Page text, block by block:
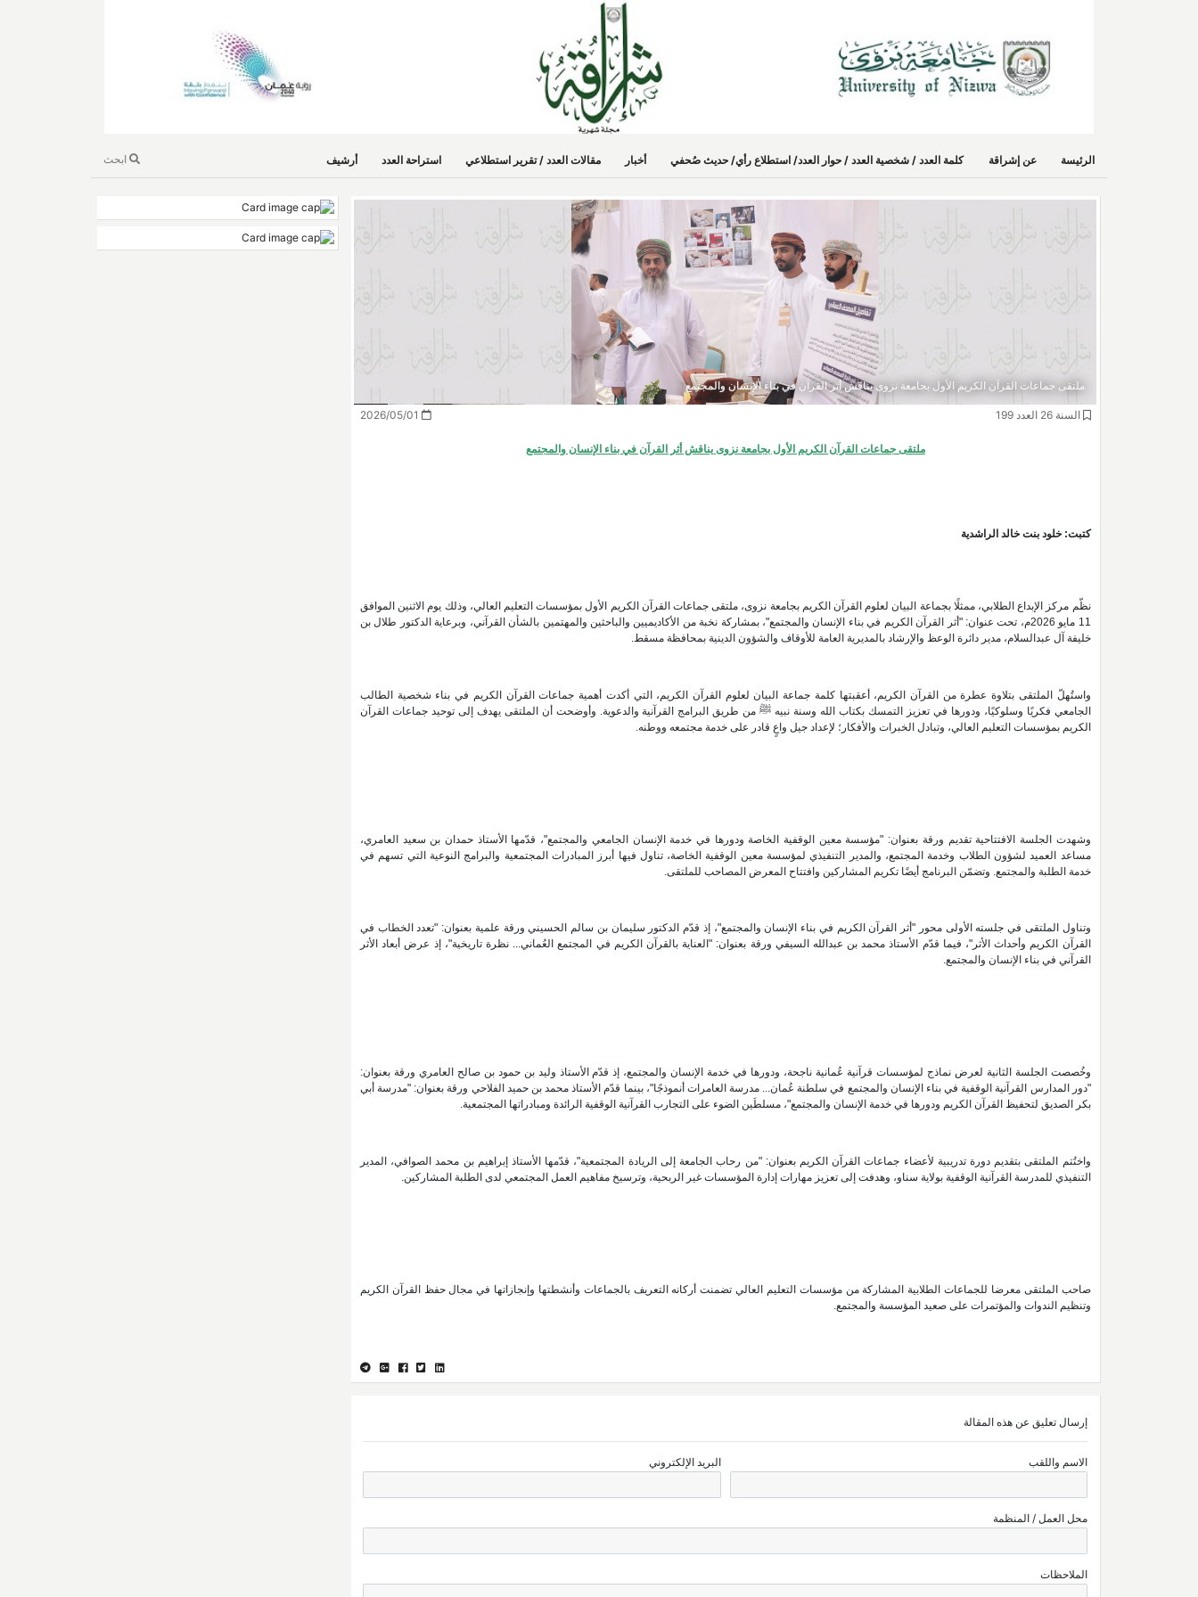
الرئيسة عن إشراقة كلمة العدد / شخصية العدد / حوار العدد/ استطلاع رأي/ حديث صُحفي أخبار مقالات العدد / تقرير استطلاعي استراحة العدد أرشيف ابحث
ملتقى جماعات القرآن الكريم الأول بجامعة نزوى يناقش أثر القرآن في بناء الإنسان والمجتمع
السنة 26 العدد 199
ملتقى جماعات القرآن الكريم الأول بجامعة نزوى يناقش أثر القرآن في بناء الإنسان والمجتمع
كتبت: خلود بنت خالد الراشدية
نظّم مركز الإبداع الطلابي، ممثلًا بجماعة البيان لعلوم القرآن الكريم بجامعة نزوى، ملتقى جماعات القرآن الكريم الأول بمؤسسات التعليم العالي، وذلك يوم الاثنين الموافق
11 مايو 2026م، تحت عنوان: "أثر القرآن الكريم في بناء الإنسان والمجتمع"، بمشاركة نخبة من الأكاديميين والباحثين والمهتمين بالشأن القرآني، وبرعاية الدكتور طلال بن
خليفة آل عبدالسلام، مدير دائرة الوعظ والإرشاد بالمديرية العامة للأوقاف والشؤون الدينية بمحافظة مسقط.
واستُهلّ الملتقى بتلاوة عطرة من القرآن الكريم، أعقبتها كلمة جماعة البيان لعلوم القرآن الكريم، التي أكدت أهمية جماعات القرآن الكريم في بناء شخصية الطالب
الجامعي فكريًا وسلوكيًا، ودورها في تعزيز التمسك بكتاب الله وسنة نبيه ﷺ من طريق البرامج القرآنية والدعوية. وأوضحت أن الملتقى يهدف إلى توحيد جماعات القرآن
الكريم بمؤسسات التعليم العالي، وتبادل الخبرات والأفكار؛ لإعداد جيل واعٍ قادر على خدمة مجتمعه ووطنه.
وشهدت الجلسة الافتتاحية تقديم ورقة بعنوان: "مؤسسة معين الوقفية الخاصة ودورها في خدمة الإنسان الجامعي والمجتمع"، قدّمها الأستاذ حمدان بن سعيد العامري،
مساعد العميد لشؤون الطلاب وخدمة المجتمع، والمدير التنفيذي لمؤسسة معين الوقفية الخاصة، تناول فيها أبرز المبادرات المجتمعية والبرامج النوعية التي تسهم في
خدمة الطلبة والمجتمع. وتضمّن البرنامج أيضًا تكريم المشاركين وافتتاح المعرض المصاحب للملتقى.
وتناول الملتقى في جلسته الأولى محور "أثر القرآن الكريم في بناء الإنسان والمجتمع"، إذ قدّم الدكتور سليمان بن سالم الحسيني ورقة علمية بعنوان: "تعدد الخطاب في
القرآن الكريم وأحداث الأثر"، فيما قدّم الأستاذ محمد بن عبدالله السيفي ورقة بعنوان: "العناية بالقرآن الكريم في المجتمع العُماني... نظرة تاريخية"، إذ عرض أبعاد الأثر
القرآني في بناء الإنسان والمجتمع.
وخُصصت الجلسة الثانية لعرض نماذج لمؤسسات قرآنية عُمانية ناجحة، ودورها في خدمة الإنسان والمجتمع، إذ قدّم الأستاذ وليد بن حمود بن صالح العامري ورقة بعنوان:
"دور المدارس القرآنية الوقفية في بناء الإنسان والمجتمع في سلطنة عُمان... مدرسة العامرات أنموذجًا"، بينما قدّم الأستاذ محمد بن حميد الفلاحي ورقة بعنوان: "مدرسة أبي
بكر الصديق لتحفيظ القرآن الكريم ودورها في خدمة الإنسان والمجتمع"، مسلطَين الضوء على التجارب القرآنية الوقفية الرائدة ومبادراتها المجتمعية.
واختُتم الملتقى بتقديم دورة تدريبية لأعضاء جماعات القرآن الكريم بعنوان: "من رحاب الجامعة إلى الريادة المجتمعية"، قدّمها الأستاذ إبراهيم بن محمد الصوافي، المدير
التنفيذي للمدرسة القرآنية الوقفية بولاية سناو، وهدفت إلى تعزيز مهارات إدارة المؤسسات غير الربحية، وترسيخ مفاهيم العمل المجتمعي لدى الطلبة المشاركين.
صاحب الملتقى معرضا للجماعات الطلابية المشاركة من مؤسسات التعليم العالي تضمنت أركانه التعريف بالجماعات وأنشطتها وإنجازاتها في مجال حفظ القرآن الكريم
وتنظيم الندوات والمؤتمرات على صعيد المؤسسة والمجتمع.
إرسال تعليق عن هذه المقالة
الاسم واللقب البريد الإلكتروني
محل العمل / المنظمة
الملاحظات